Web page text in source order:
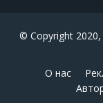
© Copyright
О нас